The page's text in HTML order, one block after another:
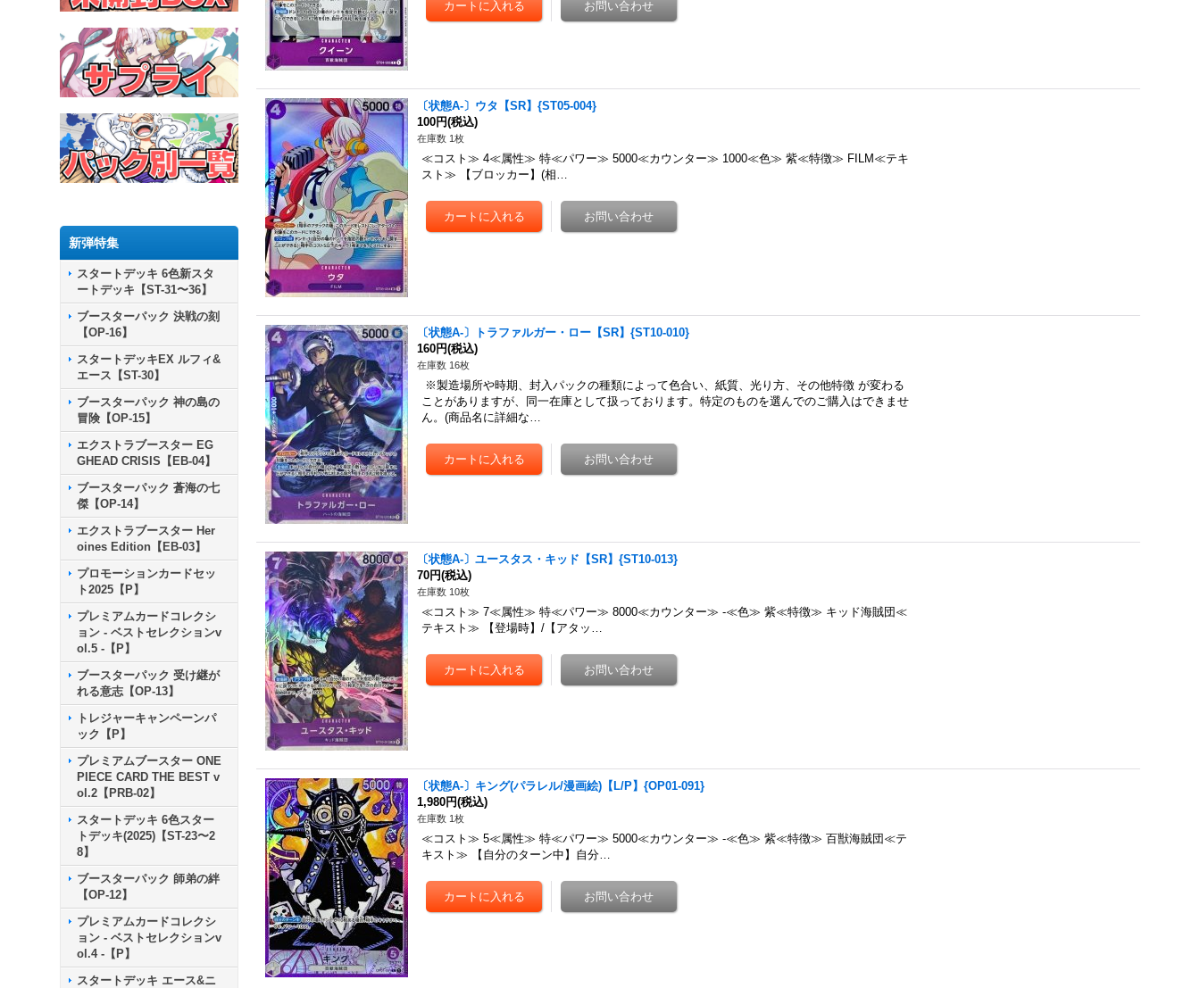
新弾特集
スタートデッキ 6色新スタ
ートデッキ【ST-31〜36】
ブースターパック 決戦の刻
【OP-16】
スタートデッキEX ルフィ&
エース【ST-30】
ブースターパック 神の島の
冒険【OP-15】
エクストラブースター EG
GHEAD CRISIS【EB-04】
ブースターパック 蒼海の七
傑【OP-14】
エクストラブースター Her
oines Edition【EB-03】
プロモーションカードセッ
ト2025【P】
プレミアムカードコレクシ
ョン - ベストセレクションv
ol.5 -【P】
ブースターパック 受け継が
れる意志【OP-13】
トレジャーキャンペーンパ
ック【P】
プレミアムブースター ONE
PIECE CARD THE BEST v
ol.2【PRB-02】
スタートデッキ 6色スター
トデッキ(2025)【ST-23〜2
8】
ブースターパック 師弟の絆
【OP-12】
プレミアムカードコレクシ
ョン - ベストセレクションv
ol.4 -【P】
スタートデッキ エース&ニ
〔状態A-〕ウタ【SR】{ST05-004}
100円(税込)
在庫数 1枚
≪コスト≫ 4≪属性≫ 特≪パワー≫ 5000≪カウンター≫ 1000≪色≫ 紫≪特徴≫ FILM≪テキ
スト≫ 【ブロッカー】(相…
〔状態A-〕トラファルガー・ロー【SR】{ST10-010}
160円(税込)
在庫数 16枚
※製造場所や時期、封入パックの種類によって色合い、紙質、光り方、その他特徴 が変わる
ことがありますが、同一在庫として扱っております。特定のものを選んでのご購入はできませ
ん。(商品名に詳細な…
〔状態A-〕ユースタス・キッド【SR】{ST10-013}
70円(税込)
在庫数 10枚
≪コスト≫ 7≪属性≫ 特≪パワー≫ 8000≪カウンター≫ -≪色≫ 紫≪特徴≫ キッド海賊団≪
テキスト≫ 【登場時】/【アタッ…
〔状態A-〕キング(パラレル/漫画絵)【L/P】{OP01-091}
1,980円(税込)
在庫数 1枚
≪コスト≫ 5≪属性≫ 特≪パワー≫ 5000≪カウンター≫ -≪色≫ 紫≪特徴≫ 百獣海賊団≪テ
キスト≫ 【自分のターン中】自分…